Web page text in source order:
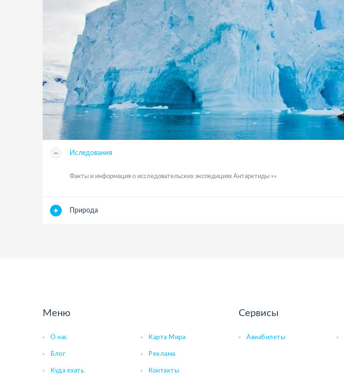
Иследования
Факты и информация о исследовательских экспедициях Антарктиды »»
Природа
Меню
О нас Карта Мира
Блог Реклама
Куда ехать Контакты
Сервисы
Авиабилеты